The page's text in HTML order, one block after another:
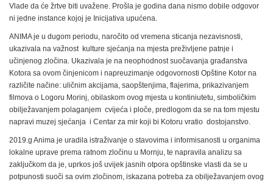
Vlade da će žrtve biti uvažene. Prošla je godina dana nismo dobile odgovor
ni jedne instance kojoj je Inicijativa upućena.
ANIMA je u dugom periodu, naročito od vremena sticanja nezavisnosti,
ukazivala na važnost kulture sjećanja na mjesta preživljene patnje i
učinjenog zločina. Ukazivala je na neophodnost suočavanja građanstva
Kotora sa ovom činjenicom i napreuzimanje odgovornosti Opštine Kotor na
različite načine: uličnim akcijama, saopštenjima, flajerima, prikazivanjem
filmova o Logoru Morinj, obilaskom ovog mjesta u kontiniutetu, simboličkim
obilježavanjem polaganjem cvijeća i ploče, predlogom da se na tom mjestu
napravi muzej sjećanja i Centar za mir koji bi Kotoru vratio dostojanstvo.
2019.g Anima je uradila istraživanje o stavovima i informisanosti u organima
lokalne uprave prema ratnom zločinu u Mornju, te napravila analizu sa
zaključkom da je, uprkos još uvijek jasnih otpora opštinske vlasti da se u
potpunosti suoči sa ovim zločinom, iskazana potreba za obilježavanjem ovog